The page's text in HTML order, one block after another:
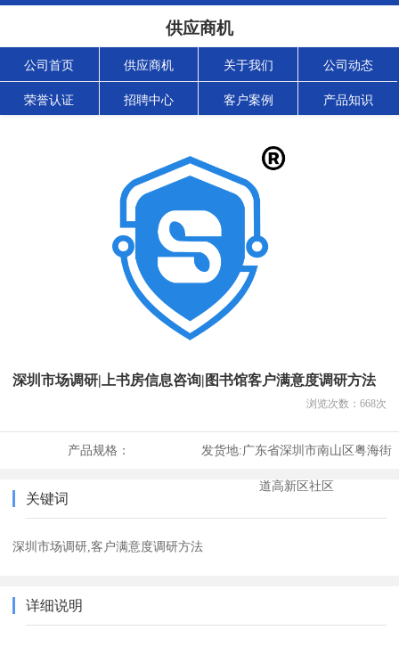
供应商机
公司首页 供应商机 关于我们 公司动态
荣誉认证 招聘中心 客户案例 产品知识
深圳市场调研|上书房信息咨询|图书馆客户满意度调研方法
浏览次数： 668次
产品规格： 发货地:广东省深圳市南山区粤海街
道高新区社区
关键词
深圳市场调研,客户满意度调研方法
详细说明